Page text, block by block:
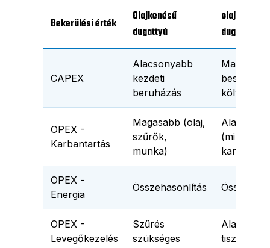
Bekerülési érték
Olajkenésű
dugattyú
olajmentes
dugattyú
CAPEX
Alacsonyabb
kezdeti
beruházás
Magasabb
beszerzési
költségek
OPEX -
Karbantartás
Magasabb (olaj,
szűrők,
munka)
(minimális
OPEX -
Energia
Összehasonlítás
OPEX -
Levegőkezelés
Szűrés
szükséges
tiszta